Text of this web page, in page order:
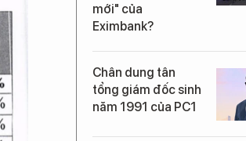
mới" của
Eximbank?
Chân dung tân
tổng giám đốc sinh
năm 1991 của PC1